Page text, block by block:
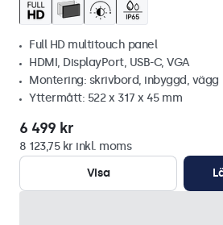
Full HD multitouch panel
HDMI, DisplayPort, USB-C, VGA
Montering: skrivbord, inbyggd, vägg
Yttermått: 522 x 317 x 45 mm
6 499 kr
8 123,75 kr inkl. moms
Visa